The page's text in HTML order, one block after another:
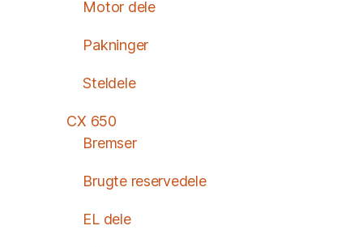
Motor dele
Pakninger
Steldele
CX 650
Bremser
Brugte reservedele
EL dele